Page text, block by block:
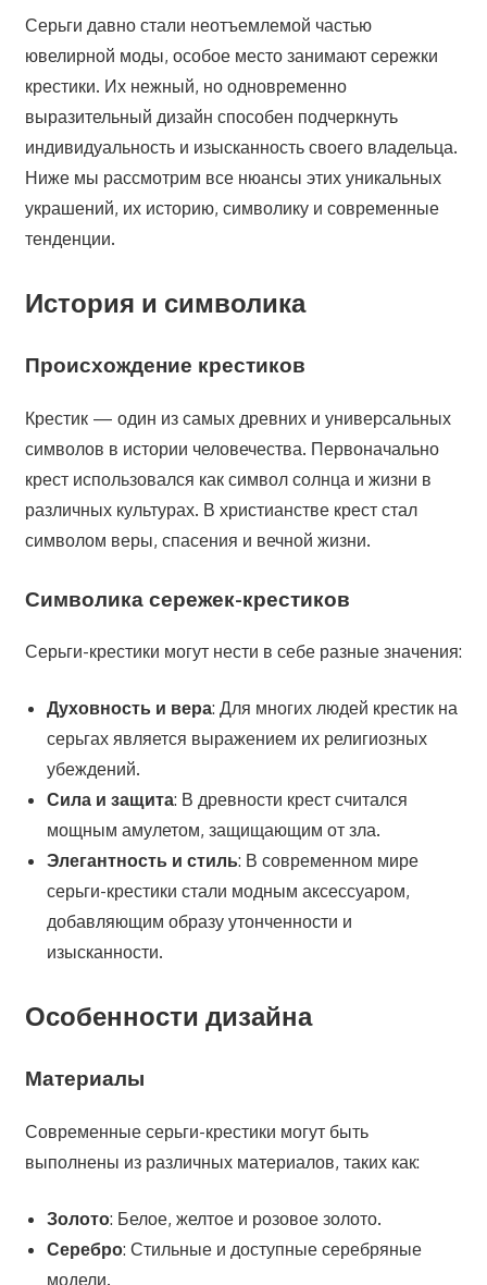
Серьги давно стали неотъемлемой частью
ювелирной моды, особое место занимают сережки
крестики. Их нежный, но одновременно
выразительный дизайн способен подчеркнуть
индивидуальность и изысканность своего владельца.
Ниже мы рассмотрим все нюансы этих уникальных
украшений, их историю, символику и современные
тенденции.
История и символика
Происхождение крестиков
Крестик — один из самых древних и универсальных
символов в истории человечества. Первоначально
крест использовался как символ солнца и жизни в
различных культурах. В христианстве крест стал
символом веры, спасения и вечной жизни.
Символика сережек-крестиков
Серьги-крестики могут нести в себе разные значения:
Духовность и вера: Для многих людей крестик на
серьгах является выражением их религиозных
убеждений.
Сила и защита: В древности крест считался
мощным амулетом, защищающим от зла.
Элегантность и стиль: В современном мире
серьги-крестики стали модным аксессуаром,
добавляющим образу утонченности и
изысканности.
Особенности дизайна
Материалы
Современные серьги-крестики могут быть
выполнены из различных материалов, таких как:
Золото: Белое, желтое и розовое золото.
Серебро: Стильные и доступные серебряные
модели.